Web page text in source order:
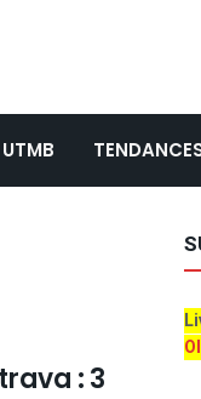
UTMB
: 3